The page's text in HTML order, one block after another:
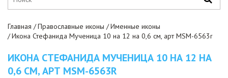
Главная Православные иконы
Именные иконы
Икона Стефанида Мученица 10 на 12 на 0,6 см, арт MSM-6563r
ИКОНА СТЕФАНИДА МУЧЕНИЦА 10 НА 12 НА
0,6 СМ, АРТ MSM-6563R